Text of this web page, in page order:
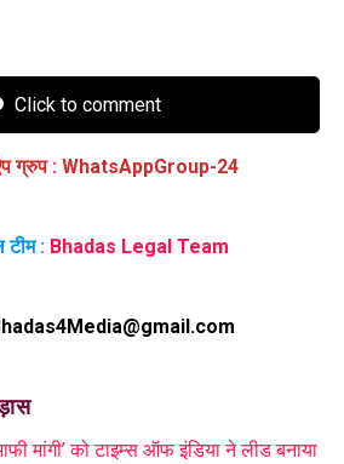
Click to comment
ग्रुप : WhatsAppGroup-24
टीम : Bhadas Legal Team
मांगी’ को टाइम्स ऑफ इंडिया ने लीड बनाया